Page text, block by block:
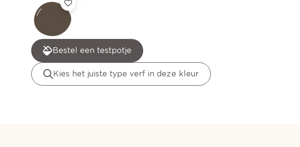
Bestel een testpotje
Kies het juiste type verf in deze kleur